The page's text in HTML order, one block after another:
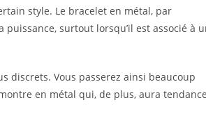
style. Le bracelet en métal, par
surtout lorsqu’il est associé à
discrets. Vous passerez ainsi beaucoup
en métal qui, de plus, aura